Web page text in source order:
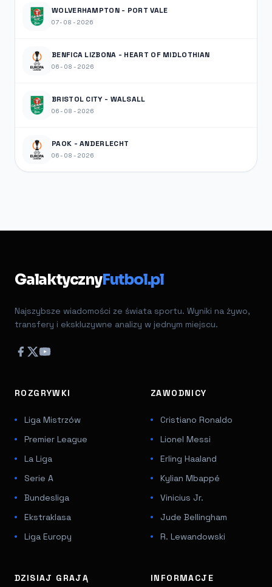
WOLVERHAMPTON - PORT VALE
07-08-2026
BENFICA LIZBONA - HEART OF MIDLOTHIAN
06-08-2026
BRISTOL CITY - WALSALL
06-08-2026
PAOK - ANDERLECHT
06-08-2026
GalaktycznyFutbol.pl
Najszybsze wiadomości ze świata sportu. Wyniki na żywo,
transfery i ekskluzywne analizy w jednym miejscu.
ROZGRYWKI
Liga Mistrzów
Premier League
La Liga
Serie A
Bundesliga
Ekstraklasa
Liga Europy
ZAWODNICY
Cristiano Ronaldo
Lionel Messi
Erling Haaland
Kylian Mbappé
Vinicius Jr.
Jude Bellingham
R. Lewandowski
DZISIAJ GRAJĄ INFORMACJE